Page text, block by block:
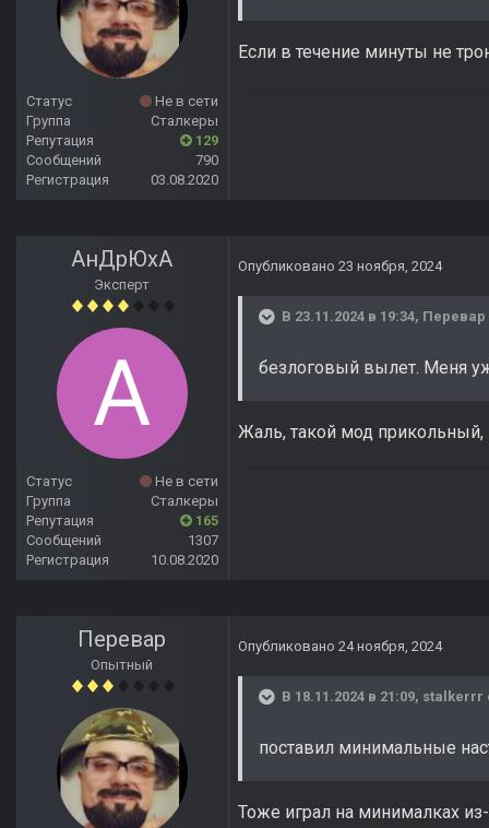
Статус
Не в сети
Группа
Сталкеры
Репутация
129
Сообщений
790
Регистрация
03.08.2020
Если в течение минуты не
АнДрЮхА
Эксперт
Статус
Не в сети
Группа
Сталкеры
Репутация
165
Сообщений
1307
Регистрация
10.08.2020
Опубликовано 23 ноября, 2024
В 23.11.2024 в 19:34, Перевар
безлоговый вылет. Меня
Жаль, такой мод
Перевар
Опытный
Опубликовано 24 ноября, 2024
В 18.11.2024 в 21:09, stalkerrr
поставил минимальные
Тоже играл на минималках